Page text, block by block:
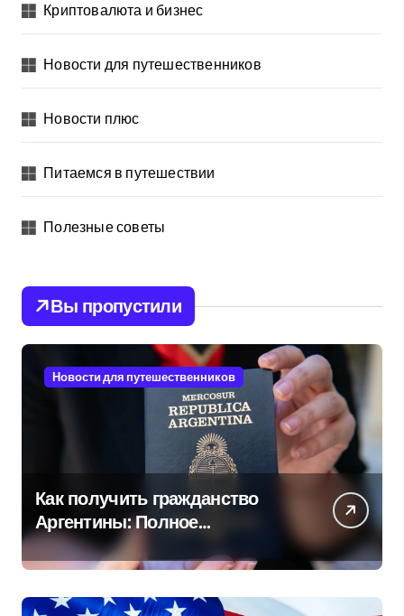
Криптовалюта и бизнес
Новости для путешественников
Новости плюс
Питаемся в путешествии
Полезные советы
Вы пропустили
Новости для путешественников
Как получить гражданство
Аргентины: Полное
руководство